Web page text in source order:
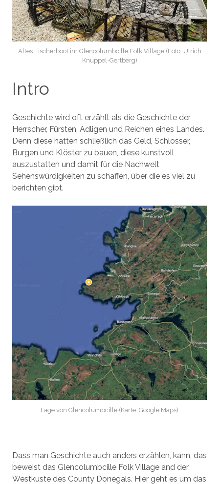
Altes Fischerboot im Glencolumbcille Folk Village (Foto: Ulrich
Knüppel-Gertberg)
Intro
Geschichte wird oft erzählt als die Geschichte der
Herrscher, Fürsten, Adligen und Reichen eines Landes.
Denn diese hatten schließlich das Geld, Schlösser,
Burgen und Klöster zu bauen, diese kunstvoll
auszustatten und damit für die Nachwelt
Sehenswürdigkeiten zu schaffen, über die es viel zu
berichten gibt.
Lage von Glencolumbcille (Karte: Google Maps)
Dass man Geschichte auch anders erzählen, kann, das
beweist das Glencolumbcille Folk Village and der
Westküste des County Donegals. Hier geht es um das